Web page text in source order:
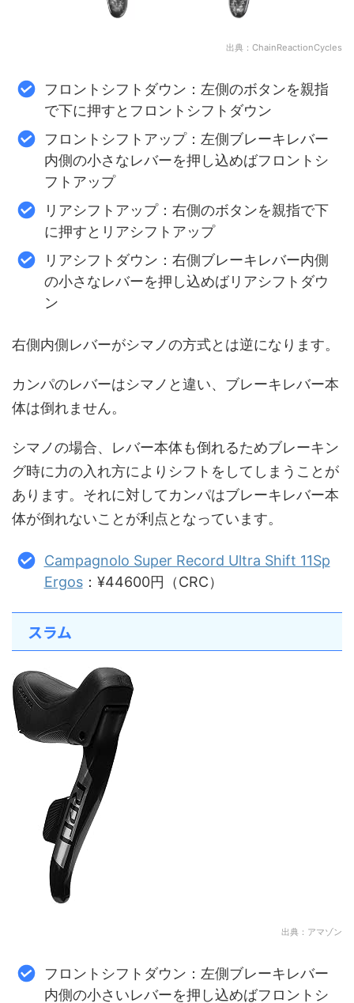
出典：ChainReactionCycles
フロントシフトダウン：左側のボタンを親指
で下に押すとフロントシフトダウン
フロントシフトアップ：左側ブレーキレバー
内側の小さなレバーを押し込めばフロントシ
フトアップ
リアシフトアップ：右側のボタンを親指で下
に押すとリアシフトアップ
リアシフトダウン：右側ブレーキレバー内側
の小さなレバーを押し込めばリアシフトダウ
ン
右側内側レバーがシマノの方式とは逆になります。
カンパのレバーはシマノと違い、ブレーキレバー本
体は倒れません。
シマノの場合、レバー本体も倒れるためブレーキン
グ時に力の入れ方によりシフトをしてしまうことが
あります。それに対してカンパはブレーキレバー本
体が倒れないことが利点となっています。
Campagnolo Super Record Ultra Shift 11Sp
Ergos：¥44600円（CRC）
スラム
出典：アマゾン
フロントシフトダウン：左側ブレーキレバー
内側の小さいレバーを押し込めばフロントシ